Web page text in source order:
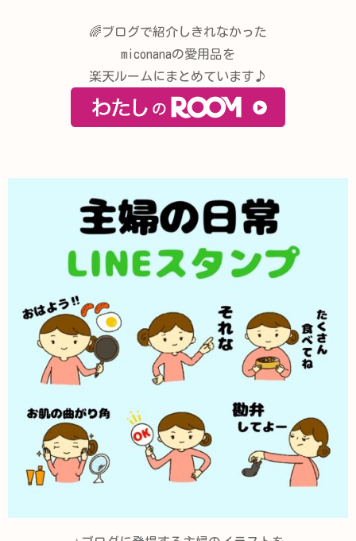
🌈ブログで紹介しきれなかった
miconanaの愛用品を
楽天ルームにまとめています♪